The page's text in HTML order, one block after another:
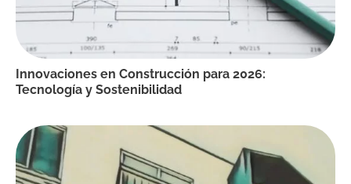
Innovaciones en Construcción para 2026:
Tecnología y Sostenibilidad